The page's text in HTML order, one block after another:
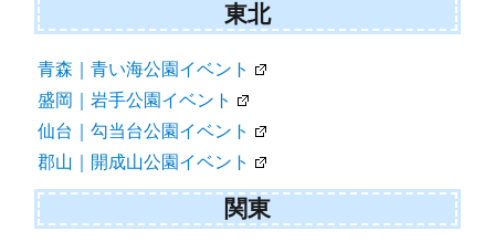
東北
青森｜青い海公園イベント
盛岡｜岩手公園イベント
仙台｜勾当台公園イベント
郡山｜開成山公園イベント
関東